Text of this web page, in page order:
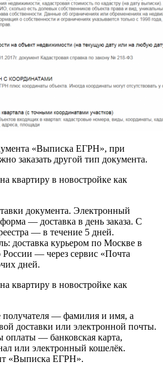
«Выписка ЕГРН», при
заказать другой тип документа.
документа. Электронный
— доставка в день заказа. С
— в течение 5 дней.
доставка курьером по Москве в
России — через сервис «Почта
дней.
получателя — фамилия и имя, а
доставки или электронной почты.
— банковская карта,
или электронный кошелёк.
«Выписка ЕГРН».